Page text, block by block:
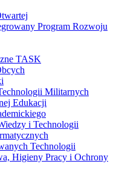
Program Rozwoju
TASK
Militarnych
Edukacji
i Technologii
Technologii
Higieny Pracy i Ochrony